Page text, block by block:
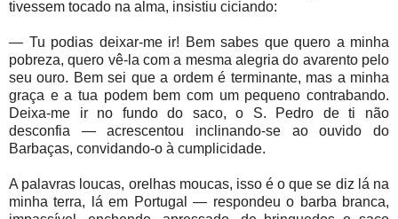
tivessem tocado na alma, insistiu ciciando:
— Tu podias deixar-me ir! Bem sabes que quero a minha
pobreza, quero vê-la com a mesma alegria do avarento pelo
seu ouro. Bem sei que a ordem é terminante, mas a minha
graça e a tua podem bem com um pequeno contrabando.
Deixa-me ir no fundo do saco, o S. Pedro de ti não
desconfia — acrescentou inclinando-se ao ouvido do
Barbaças, convidando-o à cumplicidade.
A palavras loucas, orelhas moucas, isso é o que se diz lá na
minha terra, lá em Portugal — respondeu o barba branca,